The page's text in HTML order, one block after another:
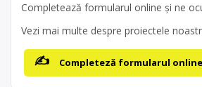
Completează formularul online și ne
Vezi mai multe despre proiectele
Completeză formularul online